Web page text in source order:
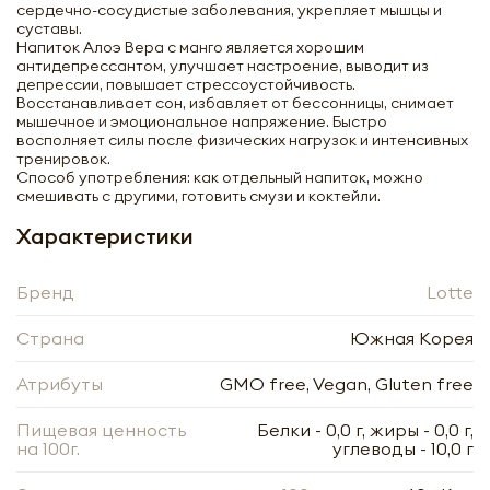
сердечно-сосудистые заболевания, укрепляет мышцы и
суставы.
Напиток Алоэ Вера с манго является хорошим
антидепрессантом, улучшает настроение, выводит из
депрессии, повышает стрессоустойчивость.
Восстанавливает сон, избавляет от бессонницы, снимает
мышечное и эмоциональное напряжение. Быстро
восполняет силы после физических нагрузок и интенсивных
тренировок.
Способ употребления: как отдельный напиток, можно
смешивать с другими, готовить смузи и коктейли.
Характеристики
Бренд Lotte
Страна Южная Корея
Атрибуты GMO free, Vegan, Gluten free
Пищевая ценность
на 100г.
Белки - 0,0 г, жиры - 0,0 г,
углеводы - 10,0 г
Нажимая кнопку «Отправить», я даю своё согласие
на обработку моих персональных данных, в
Алоэ Вера напиток со вкусом манго
Lotte | Лотте 240мл
на обработку моих персональных данных, в
соответствии с Федеральным законом от